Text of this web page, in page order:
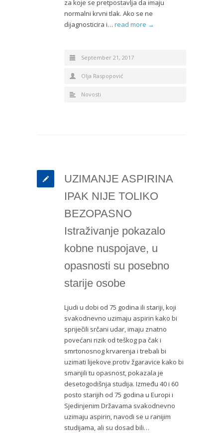
za koje se pretpostavlja da imaju
normalni krvni tlak. Ako se ne
dijagnosticira i… read more →
September 21, 2017
Olja Raspopović
Novosti
UZIMANJE ASPIRINA
IPAK NIJE TOLIKO
BEZOPASNO
Istraživanje pokazalo
kobne nuspojave, u
opasnosti su posebno
starije osobe
Ljudi u dobi od 75 godina ili stariji, koji
svakodnevno uzimaju aspirin kako bi
spriječili srčani udar, imaju znatno
povećani rizik od teškog pa čak i
smrtonosnog krvarenja i trebali bi
uzimati lijekove protiv žgaravice kako bi
smanjili tu opasnost, pokazala je
desetogodišnja studija. Između 40 i 60
posto starijih od 75 godina u Europi i
Sjedinjenim Državama svakodnevno
uzimaju aspirin, navodi se u ranijim
studijama, ali su dosad bili…